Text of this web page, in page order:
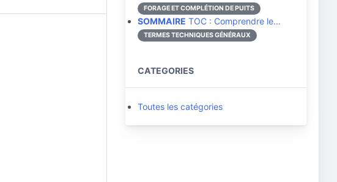
FORAGE ET COMPLÉTION DE PUITS
SOMMAIRE TOC : Comprendre le…
TERMES TECHNIQUES GÉNÉRAUX
CATEGORIES
Toutes les catégories